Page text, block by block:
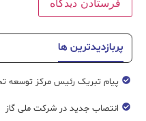
پربازدیدترین ها
پیام تبریک رئیس مرکز توسعه
انتصاب جدید در شرکت ملی گاز